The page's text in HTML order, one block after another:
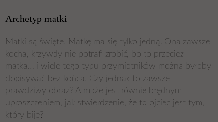
Archetyp matki
Matki są święte. Matkę ma się tylko jedną. Ona zawsze
kocha, krzywdy nie potrafi zrobić, bo to przecież
matka… i wiele tego typu przymiotników można byłoby
dopisywać bez końca. Czy jednak to zawsze
prawdziwy obraz? A może jest równie błędnym
uproszczeniem, jak stwierdzenie, że to ojciec jest tym,
który bije?